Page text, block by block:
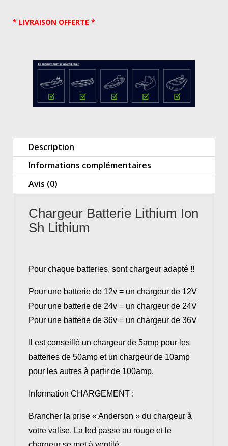
* LIVRAISON OFFERTE *
Description
Informations complémentaires
Avis (0)
Chargeur Batterie Lithium Ion
Sh Lithium
Pour chaque batteries, sont chargeur adapté !!
Pour une batterie de 12v = un chargeur de 12V
Pour une batterie de 24v = un chargeur de 24V
Pour une batterie de 36v = un chargeur de 36V
Il est conseillé un chargeur de 5amp pour les
batteries de 50amp et un chargeur de 10amp
pour les autres à partir de 100amp.
Information CHARGEMENT :
Brancher la prise « Anderson » du chargeur à
votre valise. La led passe au rouge et le